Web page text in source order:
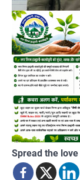
Spread the love